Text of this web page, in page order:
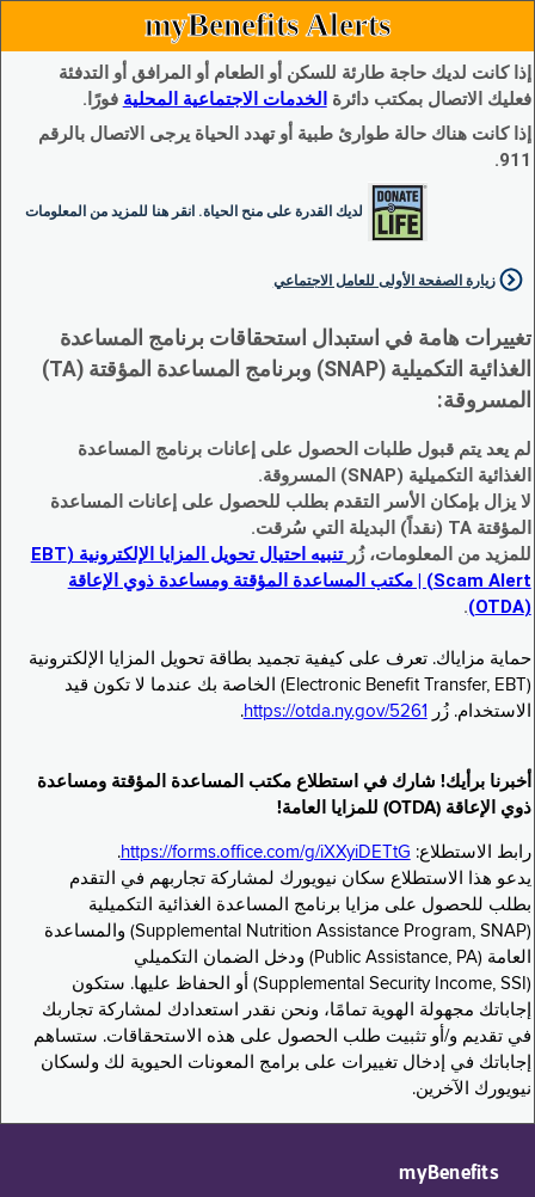
myBenefits Alerts
إذا كانت لديك حاجة طارئة للسكن أو الطعام أو المرافق أو التدفئة
فعليك الاتصال بمكتب دائرة الخدمات الاجتماعية المحلية فورًا.
إذا كانت هناك حالة طوارئ طبية أو تهدد الحياة يرجى الاتصال بالرقم
911.
لديك القدرة على منح الحياة. انقر هنا للمزيد من المعلومات
زيارة الصفحة الأولى للعامل الاجتماعي
تغييرات هامة في استبدال استحقاقات برنامج المساعدة
الغذائية التكميلية (SNAP) وبرنامج المساعدة المؤقتة (TA)
المسروقة:
لم يعد يتم قبول طلبات الحصول على إعانات برنامج المساعدة
الغذائية التكميلية (SNAP) المسروقة.
لا يزال بإمكان الأسر التقدم بطلب للحصول على إعانات المساعدة
المؤقتة TA (نقداً) البديلة التي سُرقت.
للمزيد من المعلومات، زُر
تنبيه احتيال تحويل المزايا الإلكترونية (EBT
Scam Alert) | مكتب المساعدة المؤقتة ومساعدة ذوي الإعاقة
(OTDA)
.
حماية مزاياك. تعرف على كيفية تجميد بطاقة تحويل المزايا الإلكترونية
(Electronic Benefit Transfer, EBT) الخاصة بك عندما لا تكون قيد
الاستخدام. زُر
https://otda.ny.gov/5261
.
أخبرنا برأيك! شارك في استطلاع مكتب المساعدة المؤقتة ومساعدة
ذوي الإعاقة (OTDA) للمزايا العامة!
رابط الاستطلاع: https://forms.office.com/g/iXXyiDETtG
.
يدعو هذا الاستطلاع سكان نيويورك لمشاركة تجاربهم في التقدم
بطلب للحصول على مزايا برنامج المساعدة الغذائية التكميلية
(Supplemental Nutrition Assistance Program, SNAP) والمساعدة
العامة (Public Assistance, PA) ودخل الضمان التكميلي
(Supplemental Security Income, SSI) أو الحفاظ عليها. ستكون
إجاباتك مجهولة الهوية تمامًا، ونحن نقدر استعدادك لمشاركة تجاربك
في تقديم و/أو تثبيت طلب الحصول على هذه الاستحقاقات. ستساهم
إجاباتك في إدخال تغييرات على برامج المعونات الحيوية لك ولسكان
نيويورك الآخرين.
myBenefits